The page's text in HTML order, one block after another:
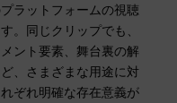
ラットフォームの視聴
。同じクリップでも、
ント要素、舞台裏の解
、さまざまな用途に対
ぞれ明確な存在意義が